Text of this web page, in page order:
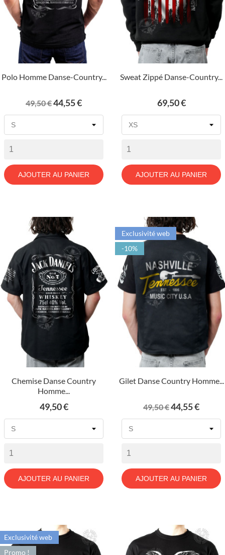
Polo Homme Danse-Country...
Prix
de
49,50 €Prix
44,55 €
AJOUTER AU PANIER
Sweat Zippé Danse-Country...
Prix
69,50 €
AJOUTER AU PANIER
Chemise Danse Country
Homme...
Prix
49,50 €
AJOUTER AU PANIER
Gilet Danse Country Homme...
Prix
de
49,50 €Prix
44,55 €
AJOUTER AU PANIER
Exclusivité web
-10%
Exclusivité web
Promo !